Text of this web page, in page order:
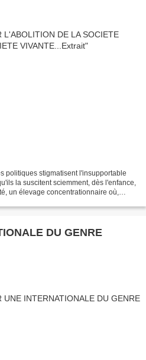
politiques stigmatisent l'insupportable
la suscitent sciemment, dès l'enfance,
un élevage concentrationnaire où,
DU GENRE